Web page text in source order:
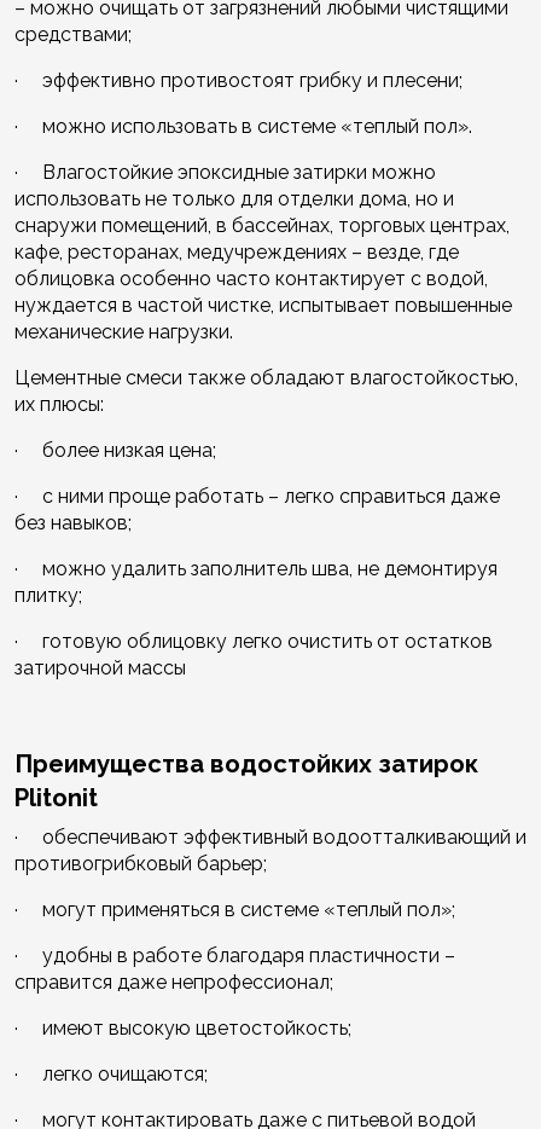
– можно очищать от загрязнений любыми чистящими
средствами;
· эффективно противостоят грибку и плесени;
· можно использовать в системе «теплый пол».
· Влагостойкие эпоксидные затирки можно
использовать не только для отделки дома, но и
снаружи помещений, в бассейнах, торговых центрах,
кафе, ресторанах, медучреждениях – везде, где
облицовка особенно часто контактирует с водой,
нуждается в частой чистке, испытывает повышенные
механические нагрузки.
Цементные смеси также обладают влагостойкостью,
их плюсы:
· более низкая цена;
· с ними проще работать – легко справиться даже
без навыков;
· можно удалить заполнитель шва, не демонтируя
плитку;
· готовую облицовку легко очистить от остатков
затирочной массы
Преимущества водостойких затирок
Plitonit
· обеспечивают эффективный водоотталкивающий и
противогрибковый барьер;
· могут применяться в системе «теплый пол»;
· удобны в работе благодаря пластичности –
справится даже непрофессионал;
· имеют высокую цветостойкость;
· легко очищаются;
· могут контактировать даже с питьевой водой